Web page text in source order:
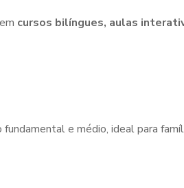
cursos bilíngues, aulas
e médio, ideal para